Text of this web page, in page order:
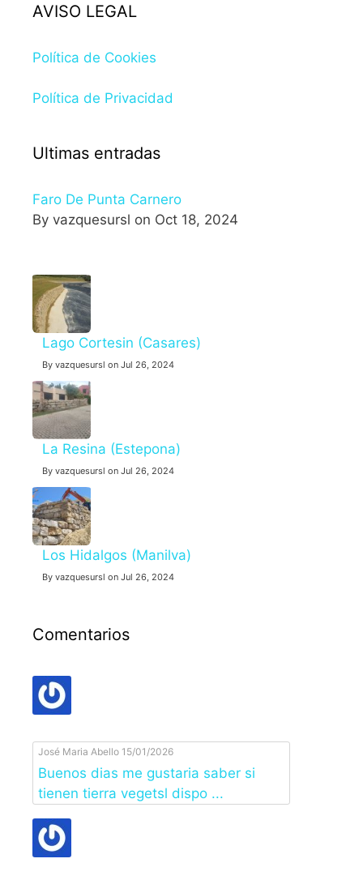
AVISO LEGAL
Política de Cookies
Política de Privacidad
Ultimas entradas
Faro De Punta Carnero
By vazquesursl on Oct 18, 2024
Lago Cortesin (Casares)
By vazquesursl on Jul 26, 2024
La Resina (Estepona)
By vazquesursl on Jul 26, 2024
Los Hidalgos (Manilva)
By vazquesursl on Jul 26, 2024
Comentarios
José Maria Abello 15/01/2026
Buenos dias me gustaria saber si
tienen tierra vegetsl dispo ...